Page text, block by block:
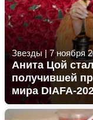
Звезды| 7 ноября
Анита Цой
получившей
мира DIAFA-